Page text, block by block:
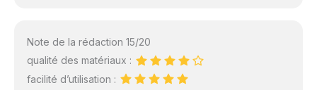
Note de la rédaction 15/20
qualité des matériaux :
facilité d’utilisation :